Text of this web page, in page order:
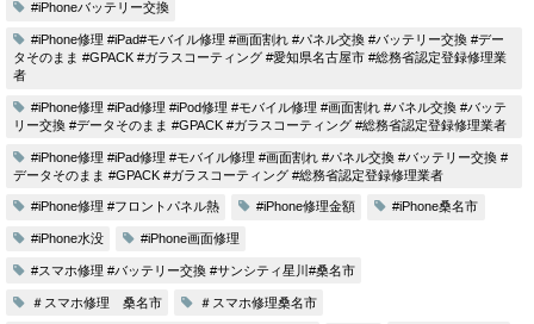
#iPhoneバッテリー交換
#iPhone修理 #iPad#モバイル修理 #画面割れ #パネル交換 #バッテリー交換 #デー
タそのまま #GPACK #ガラスコーティング #愛知県名古屋市 #総務省認定登録修理業
者
#iPhone修理 #iPad修理 #iPod修理 #モバイル修理 #画面割れ #パネル交換 #バッテ
リー交換 #データそのまま #GPACK #ガラスコーティング #総務省認定登録修理業者
#iPhone修理 #iPad修理 #モバイル修理 #画面割れ #パネル交換 #バッテリー交換 #
データそのまま #GPACK #ガラスコーティング #総務省認定登録修理業者
#iPhone修理 #フロントパネル熱 #iPhone修理金額 #iPhone桑名市
#iPhone水没 #iPhone画面修理
#スマホ修理 #バッテリー交換 #サンシティ星川#桑名市
＃スマホ修理 桑名市 ＃スマホ修理桑名市